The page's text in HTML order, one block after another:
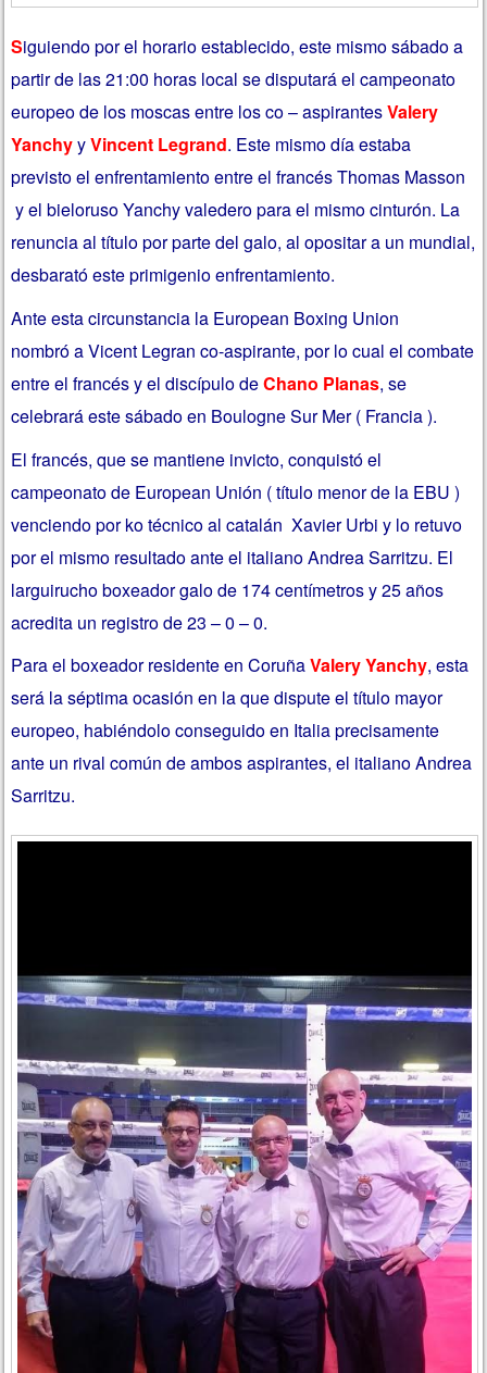
Siguiendo por el horario establecido, este mismo sábado a
partir de las 21:00 horas local se disputará el campeonato
europeo de los moscas entre los co – aspirantesValery
YanchyyVincent Legrand. Este mismo día estaba
previsto el enfrentamiento entre el francés Thomas Masson
y el bieloruso Yanchy valedero para el mismo cinturón. La
renuncia al título por parte del galo, al opositar a un mundial,
desbarató este primigenio enfrentamiento.
Ante esta circunstancia la European Boxing Union
nombró a Vicent Legran co-aspirante, por lo cual el combate
entre el francés y el discípulo deChano Planas, se
celebrará este sábado en Boulogne Sur Mer ( Francia ).
El francés, que se mantiene invicto, conquistó el
campeonato de European Unión ( título menor de la EBU )
venciendo por ko técnico al catalán Xavier Urbi y lo retuvo
por el mismo resultado ante el italiano Andrea Sarritzu. El
larguirucho boxeador galo de 174 centímetros y 25 años
acredita un registro de 23 – 0 – 0.
Para el boxeador residente en CoruñaValery Yanchy, esta
será la séptima ocasión en la que dispute el título mayor
europeo, habiéndolo conseguido en Italia precisamente
ante un rival común de ambos aspirantes, el italiano Andrea
Sarritzu.